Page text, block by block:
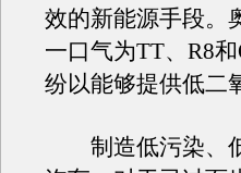
效的新能源手段。
一口气为TT、R8
纷以能够提供低二
制造低污染、低